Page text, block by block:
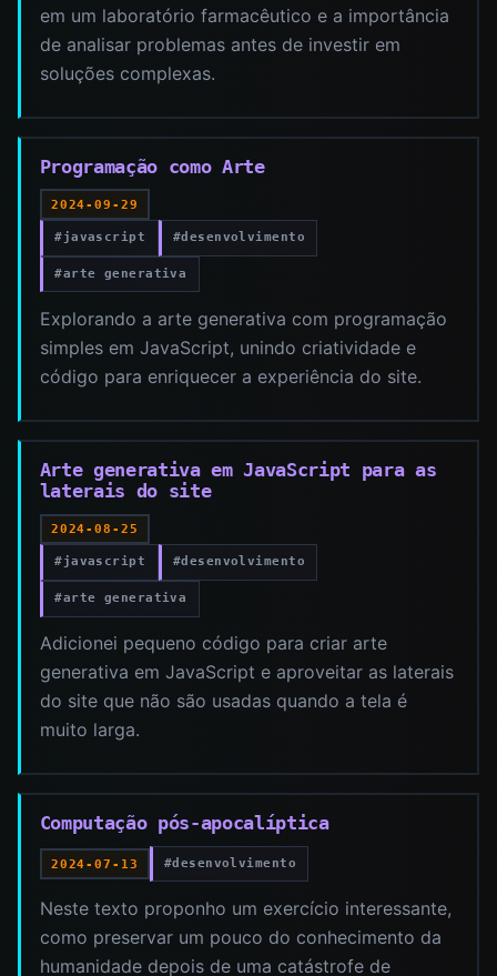
em um laboratório farmacêutico e a importância
de analisar problemas antes de investir em
soluções complexas.
Programação como Arte
2024-09-29
#javascript #desenvolvimento
#arte generativa
Explorando a arte generativa com programação
simples em JavaScript, unindo criatividade e
código para enriquecer a experiência do site.
Arte generativa em JavaScript para as
laterais do site
2024-08-25
#javascript #desenvolvimento
#arte generativa
Adicionei pequeno código para criar arte
generativa em JavaScript e aproveitar as laterais
do site que não são usadas quando a tela é
muito larga.
Computação pós-apocalíptica
2024-07-13 #desenvolvimento
Neste texto proponho um exercício interessante,
como preservar um pouco do conhecimento da
humanidade depois de uma catástrofe de